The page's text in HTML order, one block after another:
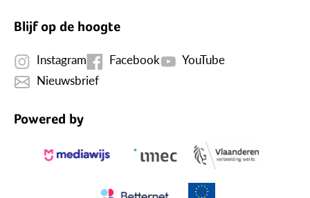
Blijf op de hoogte
Instagram Facebook
YouTube
Nieuwsbrief
Powered by